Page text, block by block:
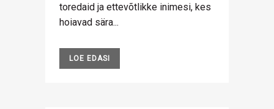
toredaid ja ettevõtlikke inimesi, kes
hoiavad sära...
LOE EDASI